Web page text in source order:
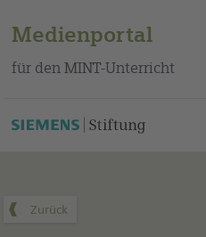
Medienportal
für den MINT-Unterricht
Über das Portal
Dieses Medium finden Sie auf